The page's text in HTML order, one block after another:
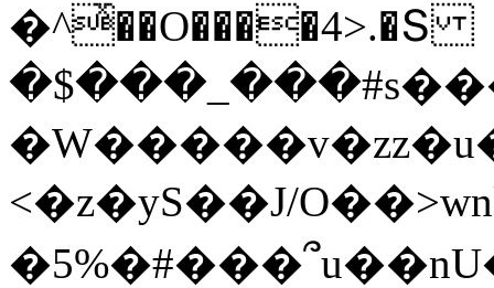
�^ͯ��O����4>.�Տ
<�z�yS��J/